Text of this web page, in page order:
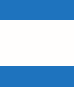
Inhalt